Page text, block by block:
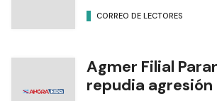
CORREO DE LECTORES
Agmer Filial
repudia